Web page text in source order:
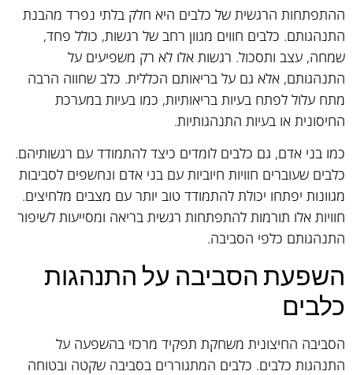
ההתפתחות הרגשית של כלבים היא חלק בלתי נפרד מהבנת
התנהגותם. כלבים חווים מגוון רחב של רגשות, כולל פחד,
שמחה, עצב ותסכול. רגשות אלו לא רק משפיעים על
התנהגותם, אלא גם על בריאותם הכללית. כלב שחווה הרבה
מתח עלול לפתח בעיות בריאותיות, כמו בעיות במערכת
החיסונית או בעיות התנהגותיות.
כמו בני אדם, גם כלבים לומדים כיצד להתמודד עם רגשותיהם.
כלבים שעוברים חוויות חיוביות עם בני אדם ונחשפים לסביבות
מגוונות יפתחו יכולת להתמודד טוב יותר עם מצבים מלחיצים.
חוויות אלו תורמות להתפתחות רגשית בריאה ומסייעות לשיפור
התנהגותם כלפי הסביבה.
השפעת הסביבה על התנהגות
כלבים
הסביבה החיצונית משחקת תפקיד מרכזי בהשפעה על
התנהגות כלבים. כלבים המתגוררים בסביבה שקטה ובטוחה